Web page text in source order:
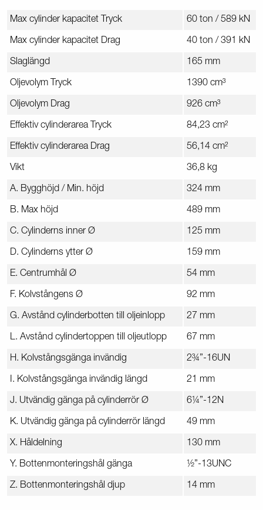
Max cylinder kapacitet Tryck 60 ton / 589 kN
Max cylinder kapacitet Drag 40 ton / 391 kN
Slaglängd 165 mm
Oljevolym Tryck 1390 cm³
Oljevolym Drag 926 cm³
Effektiv cylinderarea Tryck 84,23 cm²
Effektiv cylinderarea Drag 56,14 cm²
Vikt 36,8 kg
A. Bygghöjd / Min. höjd 324 mm
B. Max höjd 489 mm
C. Cylinderns inner Ø 125 mm
D. Cylinderns ytter Ø 159 mm
E. Centrumhål Ø 54 mm
F. Kolvstångens Ø 92 mm
G. Avstånd cylinderbotten till oljeinlopp 27 mm
L. Avstånd cylindertoppen till oljeutlopp 67 mm
H. Kolvstångsgänga invändig 2¾”-16UN
I. Kolvstångsgänga invändig längd 21 mm
J. Utvändig gänga på cylinderrör Ø 6¼”-12N
K. Utvändig gänga på cylinderrör längd 49 mm
X. Håldelning 130 mm
Y. Bottenmonteringshål gänga ½”-13UNC
Z. Bottenmonteringshål djup 14 mm